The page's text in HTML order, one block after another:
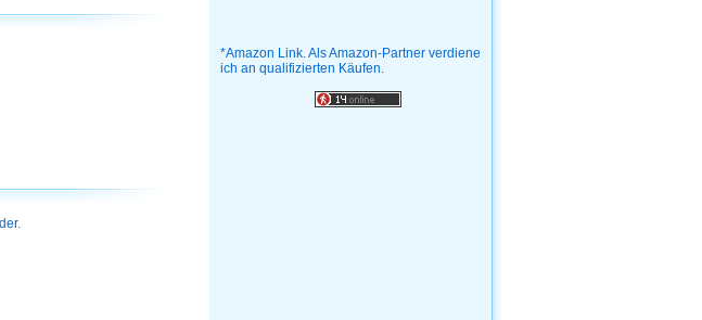
*Amazon Link. Als Amazon-Partner verdiene
ich an qualifizierten Käufen.